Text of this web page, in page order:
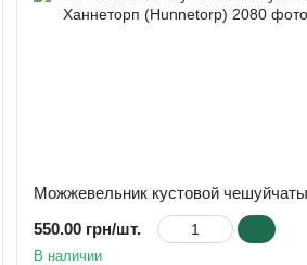
550.00 грн/шт.
В наличии